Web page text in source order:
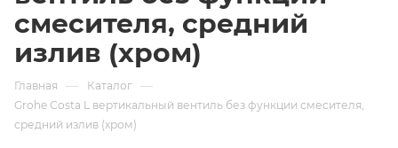
смесителя, средний
излив (хром)
Главная — Каталог —
Grohe Costa L вертикальный вентиль без функции смесителя,
средний излив (хром)